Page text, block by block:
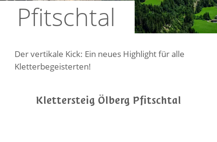
Pfitschtal
Der vertikale Kick: Ein neues Highlight für alle
Kletterbegeisterten!
Klettersteig Ölberg Pfitschtal